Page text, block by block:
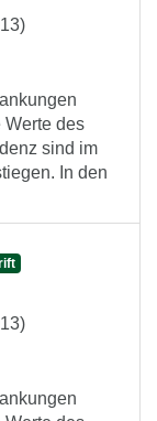
Werte des
sind im
In den